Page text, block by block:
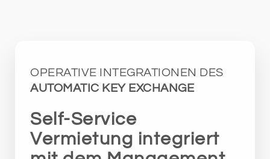
OPERATIVE INTEGRATIONEN DES
AUTOMATIC KEY EXCHANGE
Self-Service
Vermietung integriert